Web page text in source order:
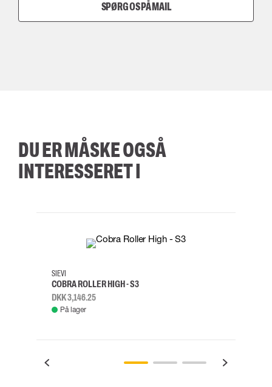
SPØRG OS PÅ MAIL
DU ER MÅSKE OGSÅ
INTERESSERET I
38
SIEVI
COBRA ROLLER HIGH - S3
DKK 3,146.25
På lager